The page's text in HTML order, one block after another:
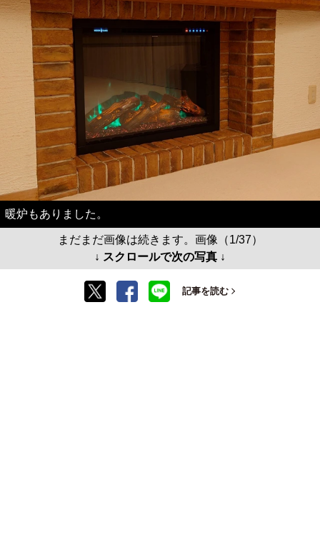
暖炉もありました。
まだまだ画像は続きます。画像（1/37）
↓ スクロールで次の写真 ↓
記事を読む